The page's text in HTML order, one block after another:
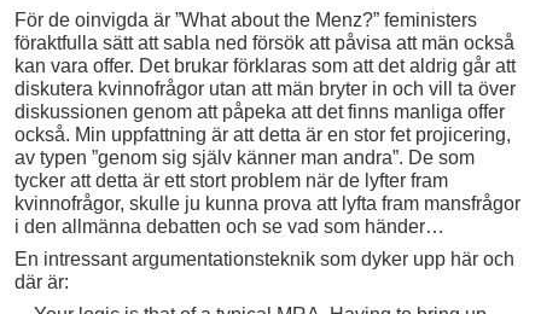
För de oinvigda är ”What about the Menz?” feministers
föraktfulla sätt att sabla ned försök att påvisa att män också
kan vara offer. Det brukar förklaras som att det aldrig går att
diskutera kvinnofrågor utan att män bryter in och vill ta över
diskussionen genom att påpeka att det finns manliga offer
också. Min uppfattning är att detta är en stor fet projicering,
av typen ”genom sig själv känner man andra”. De som
tycker att detta är ett stort problem när de lyfter fram
kvinnofrågor, skulle ju kunna prova att lyfta fram mansfrågor
i den allmänna debatten och se vad som händer…
En intressant argumentationsteknik som dyker upp här och
där är: